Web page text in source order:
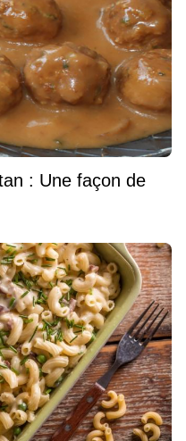
: Une façon de